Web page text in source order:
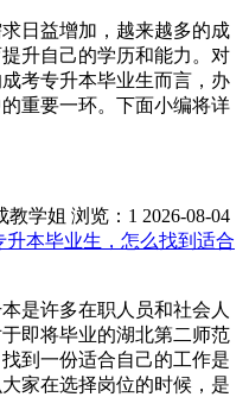
日益增加，越来越多的成
升自己的学历和能力。对
考专升本毕业生而言，办
重要一环。下面小编将详
教学姐 浏览：1 2026-08-04
本毕业生，怎么找到适合
是许多在职人员和社会人
即将毕业的湖北第二师范
到一份适合自己的工作是
家在选择岗位的时候，是